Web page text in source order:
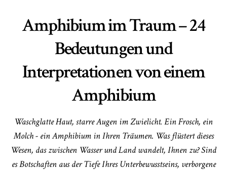
Amphibium im Traum – 24
Bedeutungen und
Interpretationen von einem
Amphibium
Waschglatte Haut, starre Augen im Zwielicht. Ein Frosch, ein
Molch - ein Amphibium in Ihren Träumen. Was flüstert dieses
Wesen, das zwischen Wasser und Land wandelt, Ihnen zu? Sind
es Botschaften aus der Tiefe Ihres Unterbewusstseins, verborgene